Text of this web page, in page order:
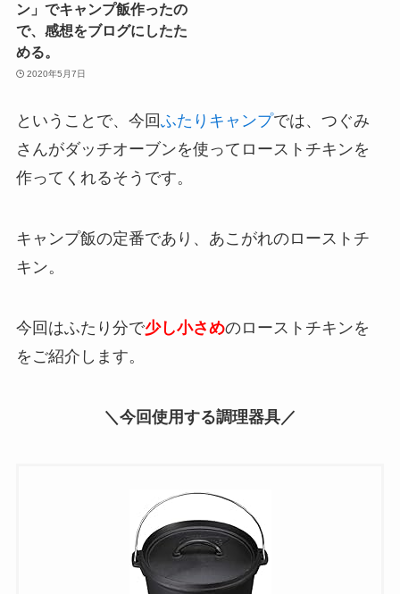
ン」でキャンプ飯作ったの
で、感想をブログにしたた
める。
2020年5月7日
ということで、今回ふたりキャンプでは、つぐみ
さんがダッチオーブンを使ってローストチキンを
作ってくれるそうです。
キャンプ飯の定番であり、あこがれのローストチ
キン。
今回はふたり分で少し小さめのローストチキンを
をご紹介します。
＼今回使用する調理器具／